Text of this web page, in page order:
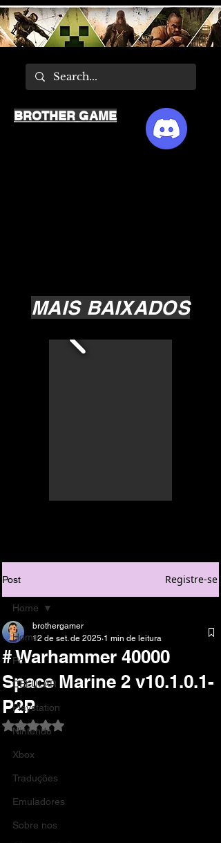
MAIS BAIXADOS
BROTHER GAME
Post Registre-se
Home
Pc
CELULAR
Playstation
Nintendo
Xbox
Traduções
Emuladores
Sobre nos
Home
# Warhammer 40000
Space Marine 2 v10.1.0.1-
P2P
brothergamer
12 de set. de 2025 1 min de leitura
Avaliado com NaN de 5 estrelas.